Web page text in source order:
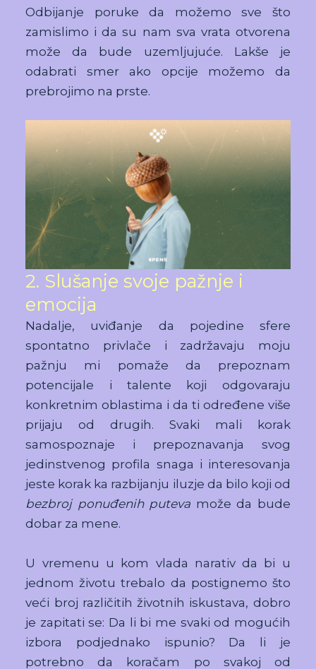
Odbijanje poruke da možemo sve što
zamislimo i da su nam sva vrata otvorena
može da bude uzemljujuće. Lakše je
odabrati smer ako opcije možemo da
prebrojimo na prste.
2. Slušanje svoje pažnje i
emocija
Nadalje, uviđanje da pojedine sfere
spontatno privlače i zadržavaju moju
pažnju mi pomaže da prepoznam
potencijale i talente koji odgovaraju
konkretnim oblastima i da ti određene više
prijaju od drugih. Svaki mali korak
samospoznaje i prepoznavanja svog
jedinstvenog profila snaga i interesovanja
jeste korak ka razbijanju iluzje da bilo koji od
bezbroj ponuđenih puteva može da bude
dobar za mene.
U vremenu u kom vlada narativ da bi u
jednom životu trebalo da postignemo što
veći broj različitih životnih iskustava, dobro
je zapitati se: Da li bi me svaki od mogućih
izbora podjednako ispunio? Da li je
potrebno da koračam po svakoj od